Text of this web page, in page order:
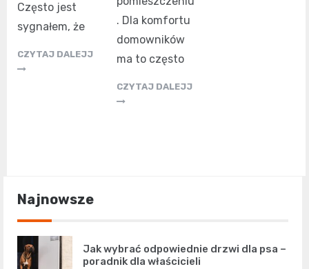
Często jest
sygnałem, że
CZYTAJ DALEJJ
. Dla komfortu
domowników
ma to często
CZYTAJ DALEJJ
Najnowsze
Jak wybrać odpowiednie drzwi dla psa –
poradnik dla właścicieli